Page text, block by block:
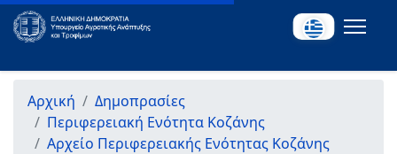
Αρχική
Δημοπρασίες
Περιφερειακή Ενότητα Κοζάνης
Αρχείο Περιφερειακής Ενότητας Κοζάνης